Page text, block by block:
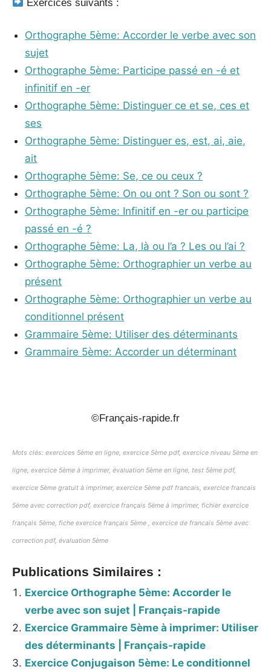
Exercices suivants :
Orthographe 5ème: Accorder le verbe avec son
sujet
Orthographe 5ème: Participe passé en -é et
infinitif en -er
Orthographe 5ème: Distinguer ce et se, ces et
ses
Orthographe 5ème: Distinguer es, est, ai, aie,
ait
Orthographe 5ème: Se, ce ou ceux ?
Orthographe 5ème: On ou ont ? Son ou sont ?
Orthographe 5ème: Infinitif en -er ou participe
passé en -é ?
Orthographe 5ème: La, là ou l’a ? Les ou l’ai ?
Orthographe 5ème: Orthographier un verbe au
présent
Orthographe 5ème: Orthographier un verbe au
conditionnel présent
Grammaire 5ème: Utiliser des déterminants
Grammaire 5ème: Accorder un déterminant
©Français-rapide.fr
Mots clés: exercices 5ème en ligne, exercice 5ème pdf, exercice niveau 5ème en
ligne, exercice 5ème à imprimer, évaluation 5ème en ligne, test 5ème pdf,
exercice 5ème gratuit à imprimer, exercice 5ème pdf francais, exercice francais
5ème avec correction pdf, exercice français 5ème à imprimer, fichier exercice
français 5ème, fiche exercice français 5ème , exercice de francais 5ème avec
correction pdf, évaluation 5ème
Publications Similaires :
Exercice Orthographe 5ème: Accorder le
verbe avec son sujet | Français-rapide
Exercice Grammaire 5ème à imprimer: Utiliser
des déterminants | Français-rapide
Exercice Conjugaison 5ème: Le conditionnel